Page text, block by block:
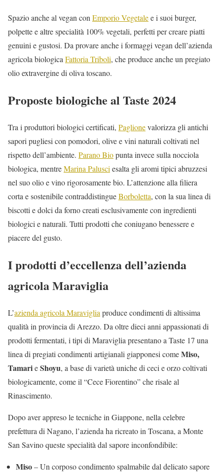
Spazio anche al vegan conEmporio Vegetalee i suoi burger,
polpette e altre specialità 100% vegetali, perfetti per creare piatti
genuini e gustosi. Da provare anche i formaggi vegan dell’azienda
agricola biologicaFattoria Triboli, che produce anche un pregiato
olio extravergine di oliva toscano.
Proposte biologiche al Taste 2024
Tra i produttori biologici certificati, Paglionevalorizza gli antichi
sapori pugliesi con pomodori, olive e vini naturali coltivati nel
rispetto dell’ambiente. Parano Biopunta invece sulla nocciola
biologica, mentreMarina Palusci esalta gli aromi tipici abruzzesi
nel suo olio e vino rigorosamente bio. L’attenzione alla filiera
corta e sostenibile contraddistingueBorboletta, con la sua linea di
biscotti e dolci da forno creati esclusivamente con ingredienti
biologici e naturali. Tutti prodotti che coniugano benessere e
piacere del gusto.
I prodotti d’eccellenza dell’azienda
agricola Maraviglia
L’azienda agricola Maraviglia produce condimenti di altissima
qualità in provincia di Arezzo. Da oltre dieci anni appassionati di
prodotti fermentati, i tipi di Maraviglia presentano a Taste 17 una
linea di pregiati condimenti artigianali giapponesi comeMiso,
TamarieShoyu, a base di varietà uniche di ceci e orzo coltivati
biologicamente, come il “Cece Fiorentino” che risale al
Rinascimento.
Dopo aver appreso le tecniche in Giappone, nella celebre
prefettura di Nagano, l’azienda ha ricreato in Toscana, a Monte
San Savino queste specialità dal sapore inconfondibile:
Miso– Un corposo condimento spalmabile dal delicato sapore